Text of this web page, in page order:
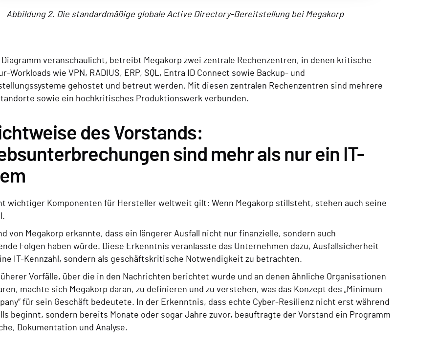
Abbildung 2. Die standardmäßige globale Active Directory-Bereitstellung bei Megakorp
veranschaulicht, betreibt Megakorp zwei zentrale Rechenzentren, in denen kritische
Workloads wie VPN, RADIUS, ERP, SQL, Entra ID Connect sowie Backup- und
gehostet und betreut werden. Mit diesen zentralen Rechenzentren sind mehrere
sowie ein hochkritisches Produktionswerk verbunden.
des Vorstands:
sind mehr als nur ein IT-
wichtiger Komponenten für Hersteller weltweit gilt: Wenn Megakorp stillsteht, stehen auch seine
von Megakorp erkannte, dass ein längerer Ausfall nicht nur finanzielle, sondern auch
Folgen haben würde. Diese Erkenntnis veranlasste das Unternehmen dazu, Ausfallsicherheit
IT-Kennzahl, sondern als geschäftskritische Notwendigkeit zu betrachten.
Vorfälle, über die in den Nachrichten berichtet wurde und an denen ähnliche Organisationen
machte sich Megakorp daran, zu definieren und zu verstehen, was das Konzept des „Minimum
für sein Geschäft bedeutete. In der Erkenntnis, dass echte Cyber-Resilienz nicht erst während
beginnt, sondern bereits Monate oder sogar Jahre zuvor, beauftragte der Vorstand ein Programm
Dokumentation und Analyse.